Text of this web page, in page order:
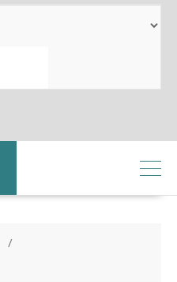
SEARCH